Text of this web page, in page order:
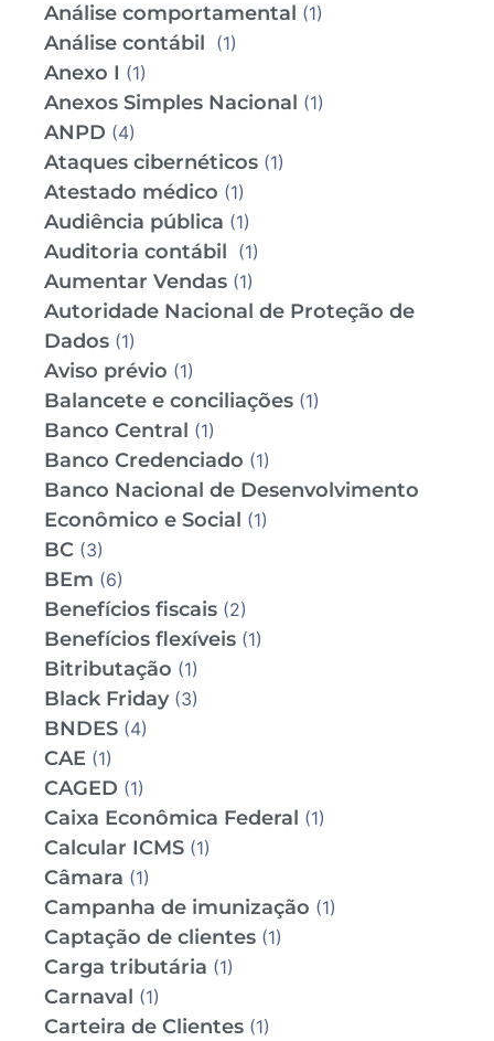
Análise comportamental (1)
Análise contábil (1)
Anexo I (1)
Anexos Simples Nacional (1)
ANPD (4)
Ataques cibernéticos (1)
Atestado médico (1)
Audiência pública (1)
Auditoria contábil (1)
Aumentar Vendas (1)
Autoridade Nacional de Proteção de
Dados (1)
Aviso prévio (1)
Balancete e conciliações (1)
Banco Central (1)
Banco Credenciado (1)
Banco Nacional de Desenvolvimento
Econômico e Social (1)
BC (3)
BEm (6)
Benefícios fiscais (2)
Benefícios flexíveis (1)
Bitributação (1)
Black Friday(3)
BNDES (4)
CAE (1)
CAGED (1)
Caixa Econômica Federal (1)
Calcular ICMS (1)
Câmara (1)
Campanha de imunização (1)
Captação de clientes (1)
Carga tributária (1)
Carnaval (1)
Carteira de Clientes (1)